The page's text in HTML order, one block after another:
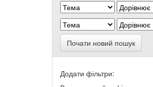
Почати новий пошук
Додати фільтри: